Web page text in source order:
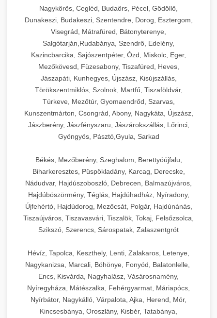
Nagykörös, Cegléd, Budaörs, Pécel, Gödöllő,
Dunakeszi, Budakeszi, Szentendre, Dorog, Esztergom,
Visegrád, Mátrafüred, Bátonyterenye,
Salgótarján,Rudabánya, Szendrő, Edelény,
Kazincbarcika, Sajószentpéter, Ózd, Miskolc, Eger,
Mezőkövesd, Füzesabony, Tiszafüred, Heves,
Jászapáti, Kunhegyes, Újszász, Kisújszállás,
Törökszentmiklós, Szolnok, Martfű, Tiszaföldvár,
Túrkeve, Mezőtúr, Gyomaendrőd, Szarvas,
Kunszentmárton, Csongrád, Abony, Nagykáta, Újszász,
Jászberény, Jászfényszaru, Jászárokszállás, Lőrinci,
Gyöngyös, Pásztó,Gyula, Sarkad
Békés, Mezőberény, Szeghalom, Berettyóújfalu,
Biharkeresztes, Püspökladány, Karcag, Derecske,
Nádudvar, Hajdúszoboszló, Debrecen, Balmazújváros,
Hajdúböszörmény, Téglás, Hajdúhadház, Nyíradony,
Újfehértó, Hajdúdorog, Mezőcsát, Polgár, Hajdúnánás,
Tiszaújváros, Tiszavasvári, Tiszalök, Tokaj, Felsőzsolca,
Szikszó, Szerencs, Sárospatak, Zalaszentgrót
Hévíz, Tapolca, Keszthely, Lenti, Zalakaros, Letenye,
Nagykanizsa, Marcali, Böhönye, Fonyód, Balatonlelle,
Encs, Kisvárda, Nagyhalász, Vásárosnamény,
Nyíregyháza, Mátészalka, Fehérgyarmat, Máriapócs,
Nyírbátor, Nagykálló, Várpalota, Ajka, Herend, Mór,
Kincsesbánya, Oroszlány, Kisbér, Tatabánya,